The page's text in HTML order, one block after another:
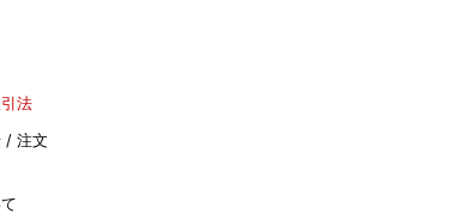
法
/ 注文